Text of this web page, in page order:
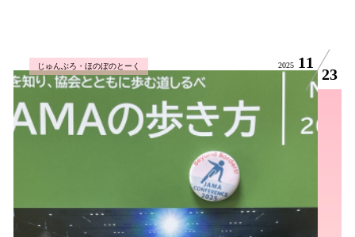
じゅんぶろ・ほのぼのとーく 2025 11
23